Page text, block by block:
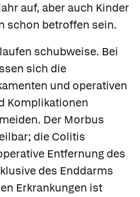
auf, aber auch Kinder
schon betroffen sein.
schubweise. Bei
sich die
und operativen
Komplikationen
Der Morbus
die Colitis
Entfernung des
des Enddarms
Erkrankungen ist